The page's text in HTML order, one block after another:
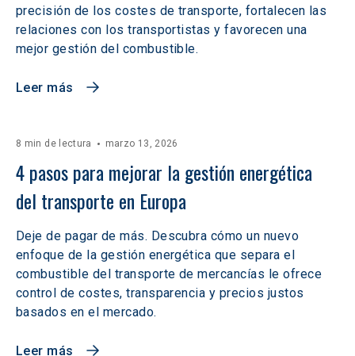
precisión de los costes de transporte, fortalecen las
relaciones con los transportistas y favorecen una
mejor gestión del combustible.
Leer más
8 min de lectura marzo 13, 2026
4 pasos para mejorar la gestión energética
del transporte en Europa
Deje de pagar de más. Descubra cómo un nuevo
enfoque de la gestión energética que separa el
combustible del transporte de mercancías le ofrece
control de costes, transparencia y precios justos
basados en el mercado.
Leer más